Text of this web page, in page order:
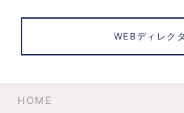
WEBディレク
HOME